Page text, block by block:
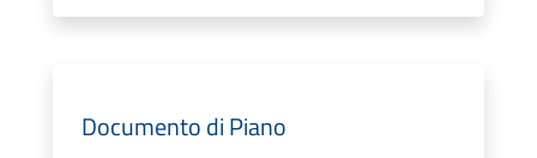
Documento di Piano